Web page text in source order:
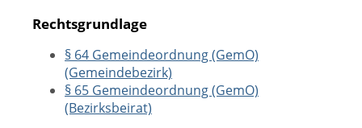
Rechtsgrundlage
§ 64 Gemeindeordnung (GemO)
(Gemeindebezirk)
§ 65 Gemeindeordnung (GemO)
(Bezirksbeirat)